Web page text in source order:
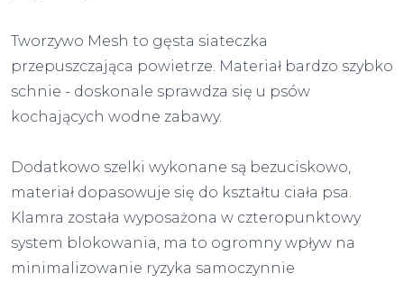
Tworzywo Mesh to gęsta siateczka
przepuszczająca powietrze. Materiał bardzo szybko
schnie - doskonale sprawdza się u psów
kochających wodne zabawy.
Dodatkowo szelki wykonane są bezuciskowo,
materiał dopasowuje się do kształtu ciała psa.
Klamra została wyposażona w czteropunktowy
system blokowania, ma to ogromny wpływ na
minimalizowanie ryzyka samoczynnie